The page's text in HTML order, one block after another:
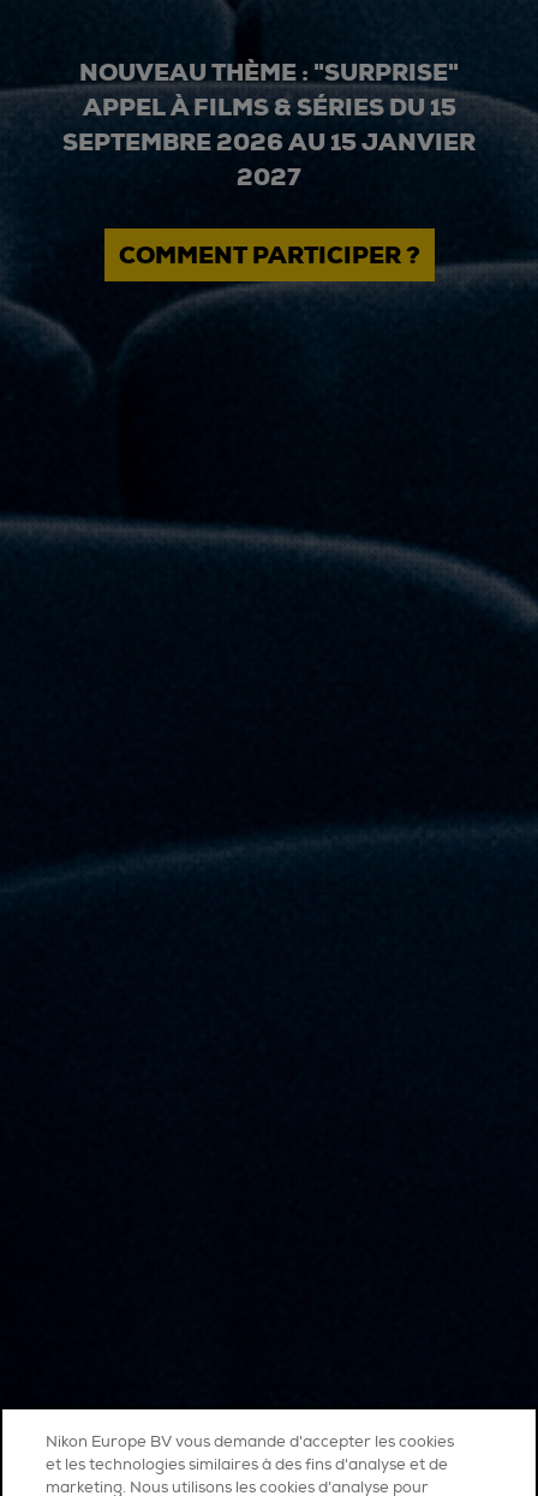
NOUVEAU THÈME : "SURPRISE"
APPEL À FILMS & SÉRIES DU 15
SEPTEMBRE 2026 AU 15 JANVIER
2027
COMMENT PARTICIPER ?
Nikon Europe BV vous demande d'accepter les cookies
et les technologies similaires à des fins d'analyse et de
marketing. Nous utilisons les cookies d’analyse pour